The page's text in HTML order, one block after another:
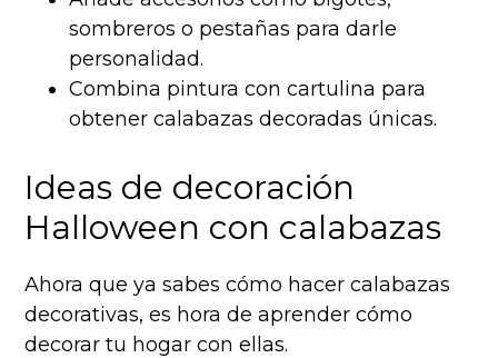
sombreros o pestañas para darle
personalidad.
Combina pintura con cartulina para
obtener calabazas decoradas únicas.
Ideas de decoración
Halloween con calabazas
Ahora que ya sabes cómo hacer calabazas
decorativas, es hora de aprender cómo
decorar tu hogar con ellas.